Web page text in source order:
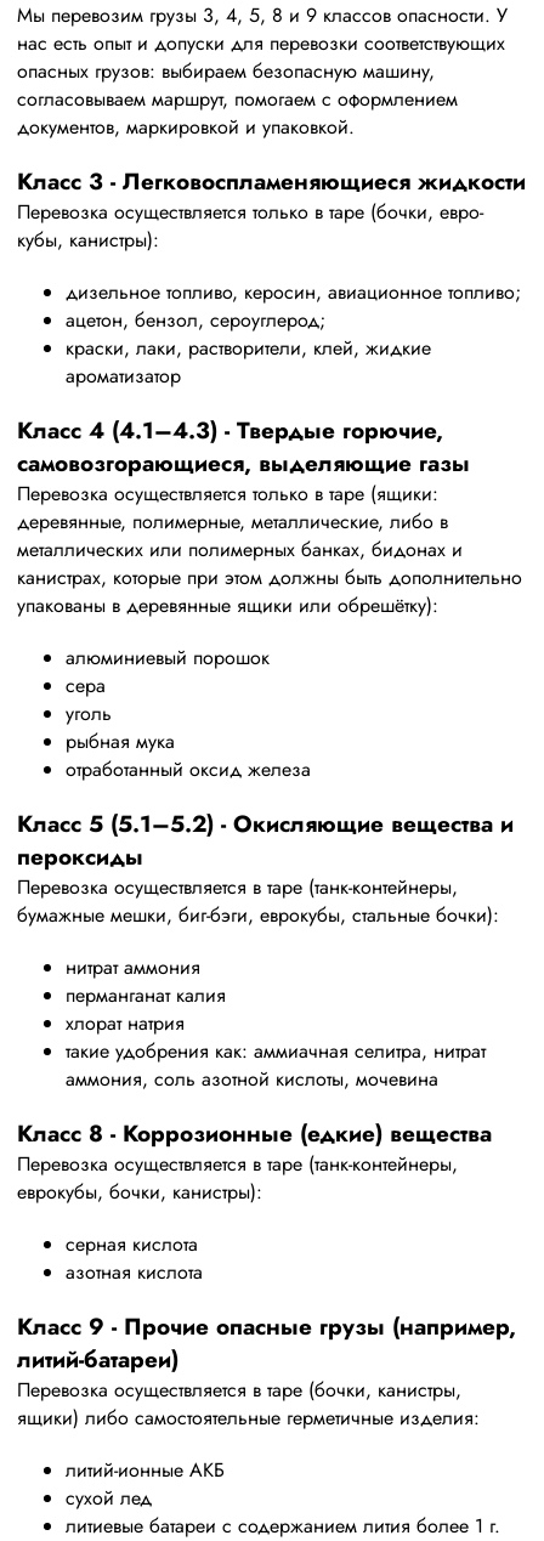
Мы перевозим грузы 3, 4, 5, 8 и 9 классов опасности. У
нас есть опыт и допуски для перевозки соответствующих
опасных грузов: выбираем безопасную машину,
согласовываем маршрут, помогаем с оформлением
документов, маркировкой и упаковкой.
Класс 3 - Легковоспламеняющиеся жидкости
Перевозка осуществляется только в таре (бочки, евро-
кубы, канистры):
дизельное топливо, керосин, авиационное топливо;
ацетон, бензол, сероуглерод;
краски, лаки, растворители, клей, жидкие
ароматизатор
Класс 4 (4.1–4.3) - Твердые горючие,
самовозгорающиеся, выделяющие газы
Перевозка осуществляется только в таре (ящики:
деревянные, полимерные, металлические, либо в
металлических или полимерных банках, бидонах и
канистрах, которые при этом должны быть дополнительно
упакованы в деревянные ящики или обрешётку):
алюминиевый порошок
сера
уголь
рыбная мука
отработанный оксид железа
Класс 5 (5.1–5.2) - Окисляющие вещества и
пероксиды
Перевозка осуществляется в таре (танк-контейнеры,
бумажные мешки, биг-бэги, еврокубы, стальные бочки):
нитрат аммония
перманганат калия
хлорат натрия
такие удобрения как: аммиачная селитра, нитрат
аммония, соль азотной кислоты, мочевина
Класс 8 - Коррозионные (едкие) вещества
Перевозка осуществляется в таре (танк-контейнеры,
еврокубы, бочки, канистры):
серная кислота
азотная кислота
Класс 9 - Прочие опасные грузы (например,
литий-батареи)
Перевозка осуществляется в таре (бочки, канистры,
ящики) либо самостоятельные герметичные изделия:
литий-ионные АКБ
сухой лед
литиевые батареи с содержанием лития более 1 г.